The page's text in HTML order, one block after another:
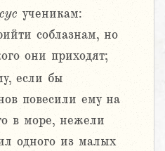
ученикам:
соблазнам, но
они приходят;
если бы
повесили ему на
в море, нежели
одного из малых